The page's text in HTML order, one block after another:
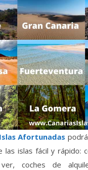
Afortunadas
las islas fácil y rápido:
coches de